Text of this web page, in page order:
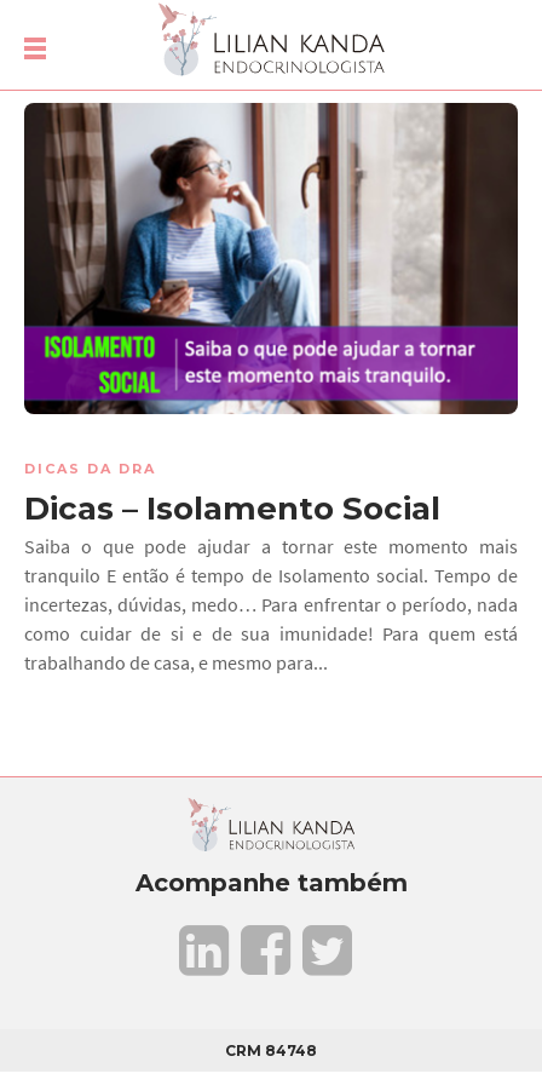
DICAS DA DRA
Dicas – Isolamento Social
Saiba o que pode ajudar a tornar este momento mais
tranquilo E então é tempo de Isolamento social. Tempo de
incertezas, dúvidas, medo… Para enfrentar o período, nada
como cuidar de si e de sua imunidade! Para quem está
trabalhando de casa, e mesmo para...
Acompanhe também
CRM 84748